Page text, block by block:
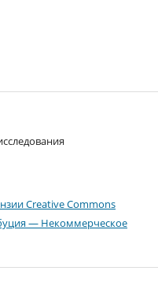
Creative Commons
— Некоммерческое